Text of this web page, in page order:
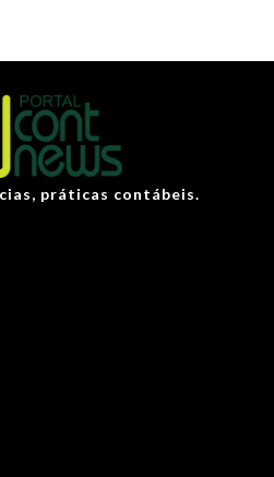
práticas contábeis.